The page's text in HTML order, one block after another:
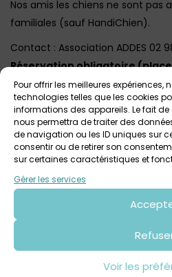
Pour offrir les meilleures expériences,
technologies telles que les cookies
informations des appareils. Le fait
nous permettra de traiter des
de navigation ou les ID uniques sur
consentir ou de retirer son
sur certaines caractéristiques et
Gérer les services
Voir les
Nos amis les chiens ne sont pas
familiales (sauf HandiChien).
Contact : Association ADDES 02
Réservation obligatoire
Autres événements